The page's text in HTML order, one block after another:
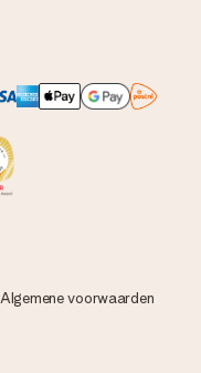
Algemene voorwaarden